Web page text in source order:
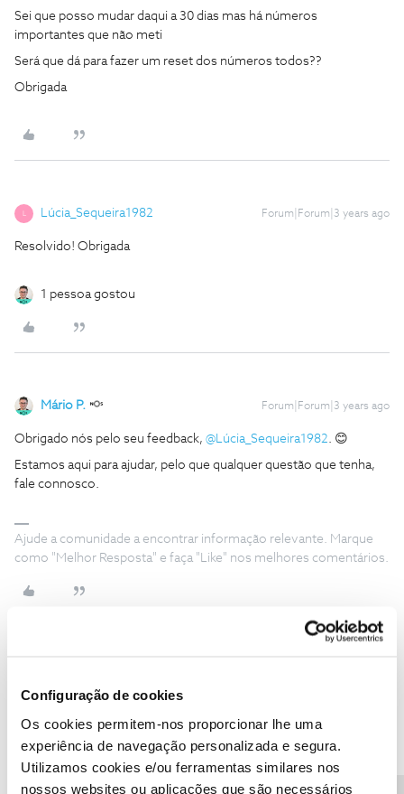
Configuração de cookies
Os cookies permitem-nos proporcionar lhe uma
experiência de navegação personalizada e segura.
Utilizamos cookies e/ou ferramentas similares nos
nossos websites ou aplicações que são necessários
Sei que posso mudar daqui a 30 dias mas há números
importantes que não meti
Será que dá para fazer um reset dos números todos??
Obrigada
Lúcia_Sequeira1982 Forum|Forum|3 years ago
Resolvido! Obrigada
1 pessoa gostou
Mário P. Forum|Forum|3 years ago
Obrigado nós pelo seu feedback, @Lúcia_Sequeira1982. 😊
Estamos aqui para ajudar, pelo que qualquer questão que tenha,
fale connosco.
Ajude a comunidade a encontrar informação relevante. Marque
como "Melhor Resposta" e faça "Like" nos melhores comentários.
Bom dia@Lúcia_Sequeira1982
Movemos o seu comentário para o artigo onde tinha dado o
feedback de resolução.
Deste modo, garantimos a boa organização do Fórum NOS e da